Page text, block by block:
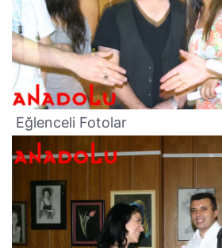
Eğlenceli Fotolar